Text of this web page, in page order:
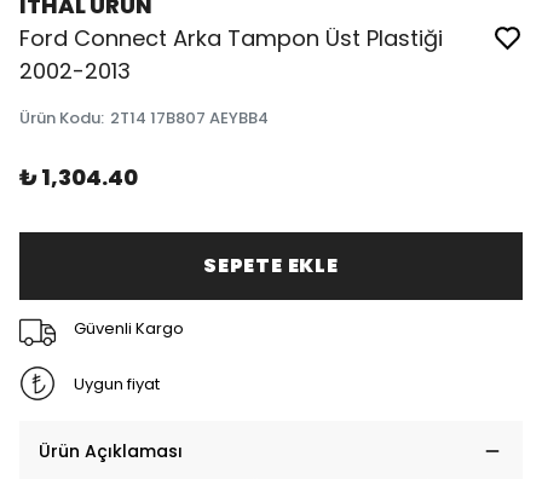
Ford Connect Arka Tampon Üst Plastiği
2002-2013
Ürün Kodu: 2T14 17B807 AEYBB4
₺ 1,304.40
SEPETE EKLE
Güvenli Kargo
Uygun fiyat
Ürün Açıklaması